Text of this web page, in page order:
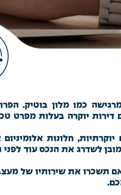
כמו מלון בוטיק.
דירות יוקרה בעלות מפרט
חלונות אלומיניום
לשדרג את הנכס עוד
תשכרו את שירותיו של מעצב